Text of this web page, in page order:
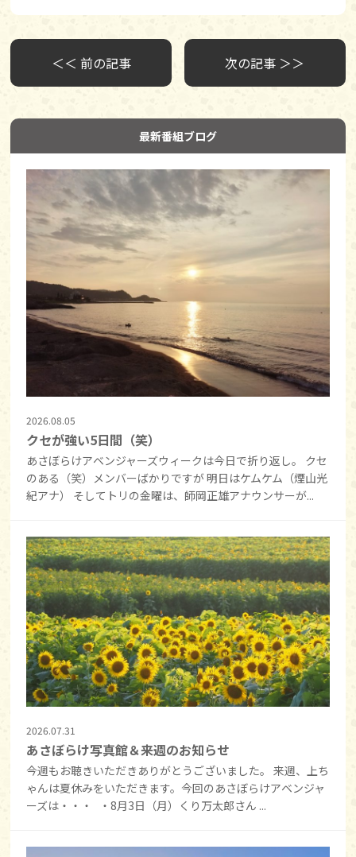
＜＜ 前の記事 次の記事 ＞＞
最新番組ブログ
2026.08.05
クセが強い5日間（笑）
あさぼらけアベンジャーズウィークは今日で折り返し。 クセ
のある（笑）メンバーばかりですが 明日はケムケム（煙山光
紀アナ） そしてトリの金曜は、師岡正雄アナウンサーが...
2026.07.31
あさぼらけ写真館＆来週のお知らせ
今週もお聴きいただきありがとうございました。 来週、上ち
ゃんは夏休みをいただきます。今回のあさぼらけアベンジャ
ーズは・・・ ・8月3日（月）くり万太郎さん ...